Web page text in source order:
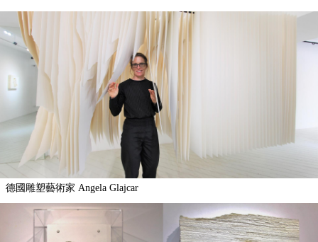
德國雕塑藝術家 Angela Glajcar